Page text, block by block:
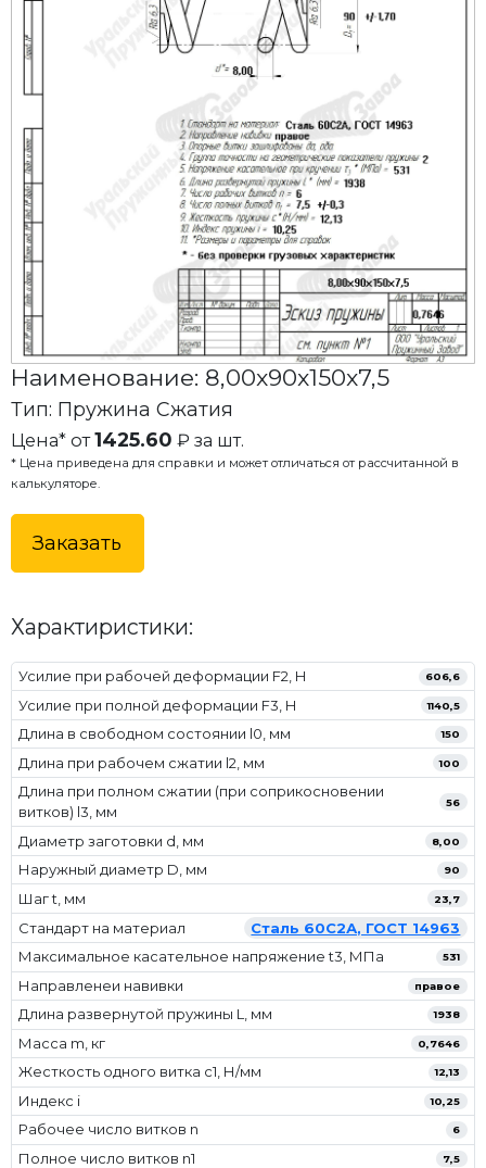
Наименование: 8,00x90x150x7,5
Тип: Пружина Сжатия
Цена* от1425.60 ₽ за шт.
* Цена приведена для справки и может отличаться от рассчитанной в
калькуляторе.
Заказать
Характиристики:
Усилие при рабочей деформации F2, Н 606,6
Усилие при полной деформации F3, Н 1140,5
Длина в свободном состоянии l0, мм 150
Длина при рабочем сжатии l2, мм 100
Длина при полном сжатии (при соприкосновении
витков) l3, мм
56
Диаметр заготовки d, мм 8,00
Наружный диаметр D, мм 90
Шаг t, мм 23,7
Стандарт на материал
Сталь 60С2А, ГОСТ 14963
Максимальное касательное напряжение t3, МПа
531
Направленеи навивки правое
Длина развернутой пружины L, мм 1938
Масса m, кг 0,7646
Жесткость одного витка c1, Н/мм 12,13
Индекс i 10,25
Рабочее число витков n 6
Полное число витков n1 7,5